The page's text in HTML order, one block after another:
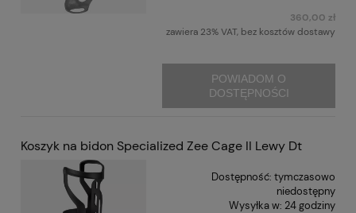
360,00 zł
zawiera 23% VAT, bez kosztów dostawy
POWIADOM O
DOSTĘPNOŚCI
Koszyk na bidon Specialized Zee Cage II Lewy Dt
Dostępność: tymczasowo
niedostępny
Wysyłka w: 24 godziny